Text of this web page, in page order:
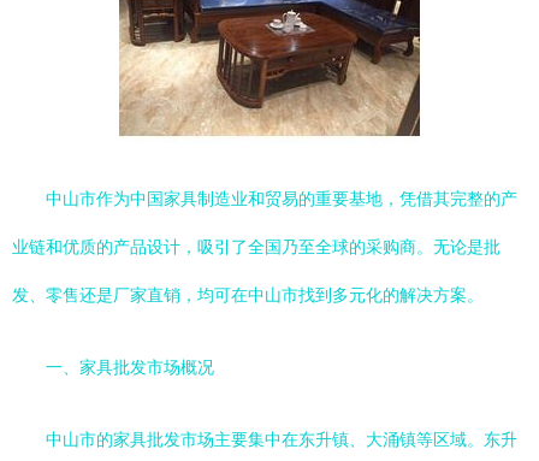
中山市作为中国家具制造业和贸易的重要基地，凭借其完整的产
业链和优质的产品设计，吸引了全国乃至全球的采购商。无论是批
发、零售还是厂家直销，均可在中山市找到多元化的解决方案。
一、家具批发市场概况
中山市的家具批发市场主要集中在东升镇、大涌镇等区域。东升